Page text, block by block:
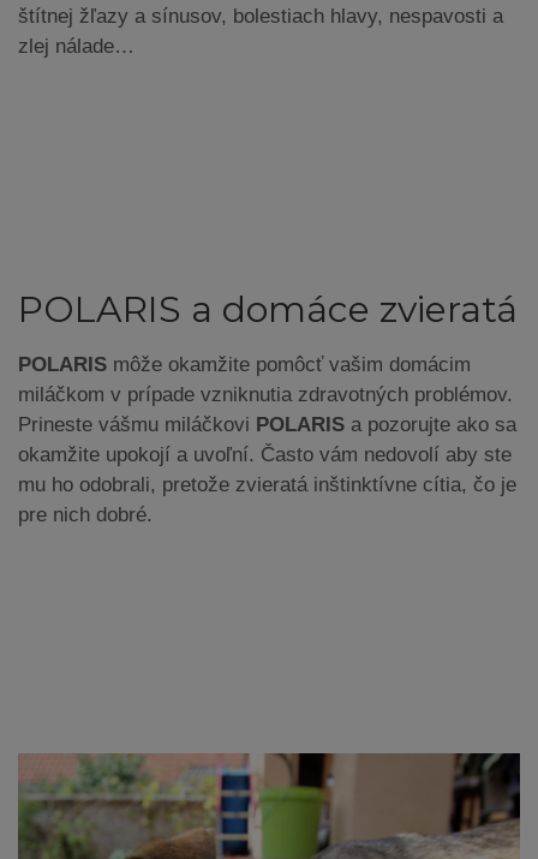
štítnej žľazy a sínusov, bolestiach hlavy, nespavosti a
zlej nálade…
POLARIS a domáce zvieratá
POLARIS môže okamžite pomôcť vašim domácim
miláčkom v prípade vzniknutia zdravotných problémov.
Prineste vášmu miláčkovi POLARIS a pozorujte ako sa
okamžite upokojí a uvoľní. Často vám nedovolí aby ste
mu ho odobrali, pretože zvieratá inštinktívne cítia, čo je
pre nich dobré.